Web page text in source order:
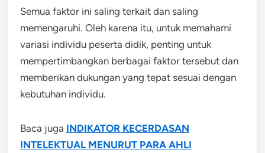
Semua faktor ini saling terkait dan saling
memengaruhi. Oleh karena itu, untuk memahami
variasi individu peserta didik, penting untuk
mempertimbangkan berbagai faktor tersebut dan
memberikan dukungan yang tepat sesuai dengan
kebutuhan individu.
Baca juga INDIKATOR KECERDASAN
INTELEKTUAL MENURUT PARA AHLI